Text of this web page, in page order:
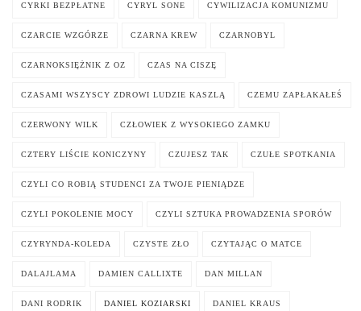
CYRKI BEZPŁATNE CYRYL SONE CYWILIZACJA KOMUNIZMU
CZARCIE WZGÓRZE CZARNA KREW CZARNOBYL
CZARNOKSIĘŻNIK Z OZ CZAS NA CISZĘ
CZASAMI WSZYSCY ZDROWI LUDZIE KASZLĄ CZEMU ZAPŁAKAŁEŚ
CZERWONY WILK CZŁOWIEK Z WYSOKIEGO ZAMKU
CZTERY LIŚCIE KONICZYNY CZUJESZ TAK CZUŁE SPOTKANIA
CZYLI CO ROBIĄ STUDENCI ZA TWOJE PIENIĄDZE
CZYLI POKOLENIE MOCY CZYLI SZTUKA PROWADZENIA SPORÓW
CZYRYNDA-KOLEDA CZYSTE ZŁO CZYTAJĄC O MATCE
DALAJLAMA DAMIEN CALLIXTE DAN MILLAN
DANI RODRIK DANIEL KOZIARSKI DANIEL KRAUS